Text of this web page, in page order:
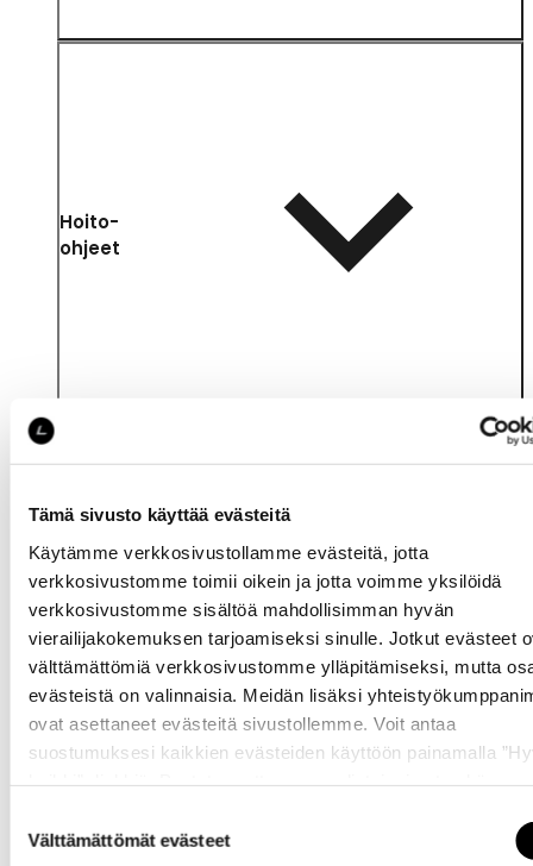
Tämä sivusto käyttää evästeitä
Käytämme verkkosivustollamme evästeitä, jotta
verkkosivustomme toimii oikein ja jotta voimme yksilöidä
verkkosivustomme sisältöä mahdollisimman hyvän
vierailijakokemuksen tarjoamiseksi sinulle. Jotkut evästeet
välttämättömiä verkkosivustomme ylläpitämiseksi, mutta
evästeistä on valinnaisia. Meidän lisäksi
ovat asettaneet evästeitä sivustollemme. Voit antaa
suostumuksesi kaikkien evästeiden käyttöön painamalla
valinta
Välttämättömät evästeet
Hoito-
ohjeet
Katso saatavuus
myymälässä